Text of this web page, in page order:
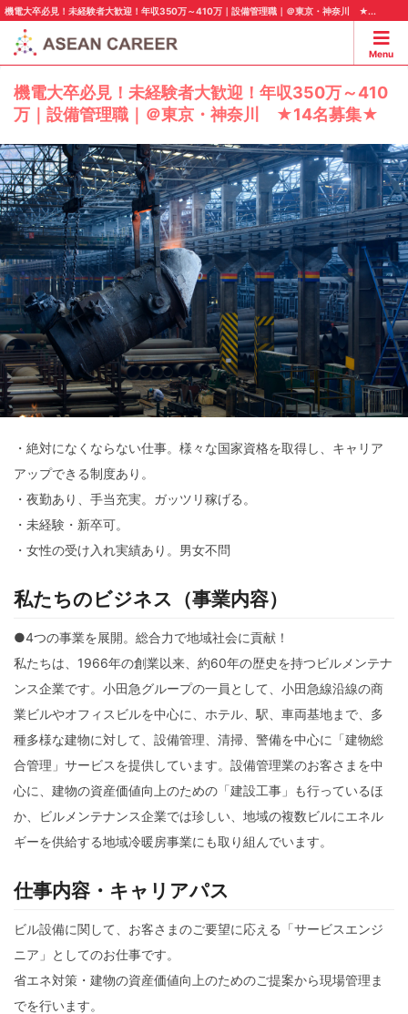
機電大卒必見！未経験者大歓迎！年収350万～410万｜設備管理職｜＠東京・神奈川 ★...
Menu
機電大卒必見！未経験者大歓迎！年収350万～410
万｜設備管理職｜＠東京・神奈川 ★14名募集★
・絶対になくならない仕事。様々な国家資格を取得し、キャリア
アップできる制度あり。
・夜勤あり、手当充実。ガッツリ稼げる。
・未経験・新卒可。
・女性の受け入れ実績あり。男女不問
私たちのビジネス（事業内容）
●4つの事業を展開。総合力で地域社会に貢献！
私たちは、1966年の創業以来、約60年の歴史を持つビルメンテナ
ンス企業です。小田急グループの一員として、小田急線沿線の商
業ビルやオフィスビルを中心に、ホテル、駅、車両基地まで、多
種多様な建物に対して、設備管理、清掃、警備を中心に「建物総
合管理」サービスを提供しています。設備管理業のお客さまを中
心に、建物の資産価値向上のための「建設工事」も行っているほ
か、ビルメンテナンス企業では珍しい、地域の複数ビルにエネル
ギーを供給する地域冷暖房事業にも取り組んでいます。
仕事内容・キャリアパス
ビル設備に関して、お客さまのご要望に応える「サービスエンジ
ニア」としてのお仕事です。
省エネ対策・建物の資産価値向上のためのご提案から現場管理ま
でを行います。